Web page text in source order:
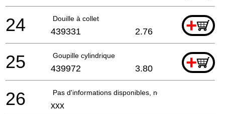
Douille à collet +
24 439331 2.76
Goupille cylindrique +
25 439972 3.80
Pas d'informations disponibles, non commandable
26 xxx